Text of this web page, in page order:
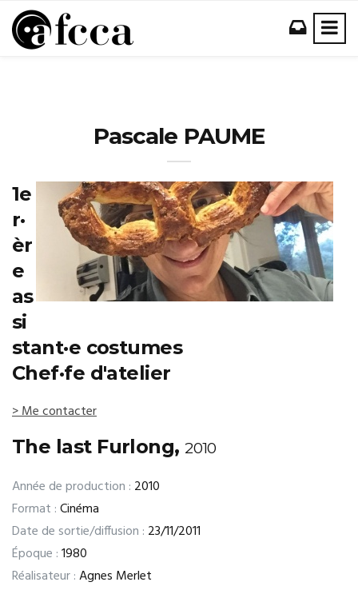
Pascale PAUME
1e
r·
èr
e
as
si
stant·e costumes
Chef·fe d'atelier
> Me contacter
The last Furlong,2010
Année de production : 2010
Format :Cinéma
Date de sortie/diffusion : 23/11/2011
Époque :1980
Réalisateur :Agnes Merlet